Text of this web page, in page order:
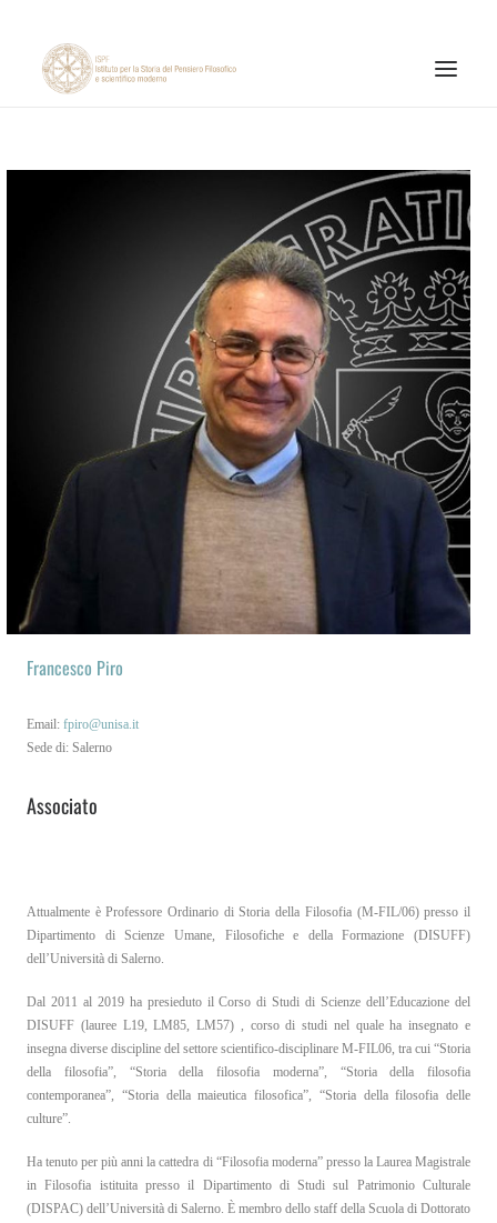
PAGINA FACEBOOK ISPF
PAGINA INSTAGRAM ISPF
CANALE YOUTUBE ISPF
IT
EN
Francesco Piro
Email: fpiro@unisa.it
Sede di: Salerno
Associato
Attualmente è Professore Ordinario di Storia della Filosofia (M-FIL/06) presso il
Dipartimento di Scienze Umane, Filosofiche e della Formazione (DISUFF)
dell’Università di Salerno.
Dal 2011 al 2019 ha presieduto il Corso di Studi di Scienze dell’Educazione del
DISUFF (lauree L19, LM85, LM57) , corso di studi nel quale ha insegnato e
insegna diverse discipline del settore scientifico-disciplinare M-FIL06, tra cui “Storia
della filosofia”, “Storia della filosofia moderna”, “Storia della filosofia
contemporanea”, “Storia della maieutica filosofica”, “Storia della filosofia delle
culture”.
Ha tenuto per più anni la cattedra di “Filosofia moderna” presso la Laurea Magistrale
in Filosofia istituita presso il Dipartimento di Studi sul Patrimonio Culturale
(DISPAC) dell’Università di Salerno. È membro dello staff della Scuola di Dottorato